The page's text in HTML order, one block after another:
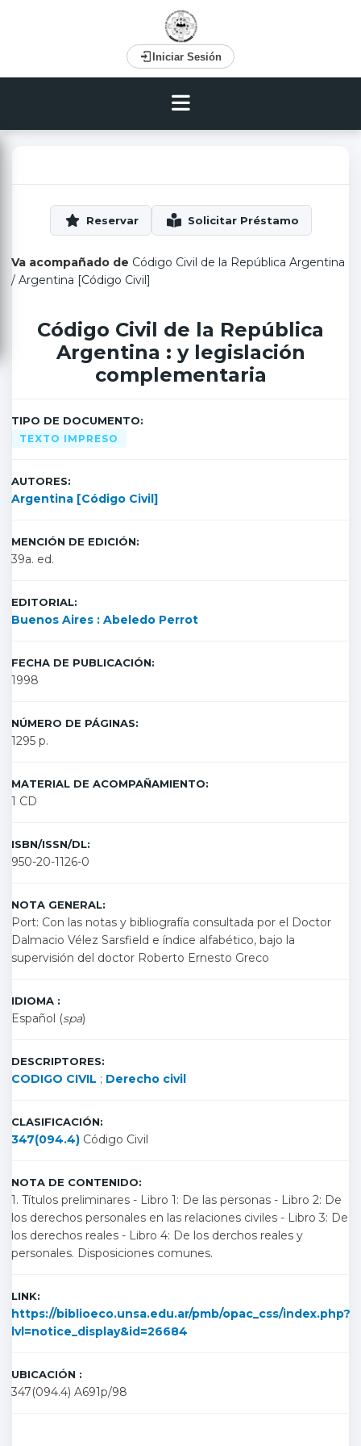
Iniciar Sesión
Va acompañado de Código Civil de la República Argentina
/ Argentina [Código Civil]
Código Civil de la República
Argentina : y legislación
complementaria
TIPO DE DOCUMENTO:
TEXTO IMPRESO
AUTORES:
Argentina [Código Civil]
MENCIÓN DE EDICIÓN:
39a. ed.
EDITORIAL:
Buenos Aires : Abeledo Perrot
FECHA DE PUBLICACIÓN:
1998
NÚMERO DE PÁGINAS:
1295 p.
MATERIAL DE ACOMPAÑAMIENTO:
1 CD
ISBN/ISSN/DL:
950-20-1126-0
NOTA GENERAL:
Port: Con las notas y bibliografía consultada por el Doctor
Dalmacio Vélez Sarsfield e índice alfabético, bajo la
supervisión del doctor Roberto Ernesto Greco
IDIOMA :
Español (spa)
DESCRIPTORES:
CODIGO CIVIL ; Derecho civil
CLASIFICACIÓN:
347(094.4) Código Civil
NOTA DE CONTENIDO:
1. Títulos preliminares - Libro 1: De las personas - Libro 2: De
los derechos personales en las relaciones civiles - Libro 3: De
los derechos reales - Libro 4: De los derchos reales y
personales. Disposiciones comunes.
LINK:
https://biblioeco.unsa.edu.ar/pmb/opac_css/index.php?
lvl=notice_display&id=26684
UBICACIÓN :
347(094.4) A691p/98